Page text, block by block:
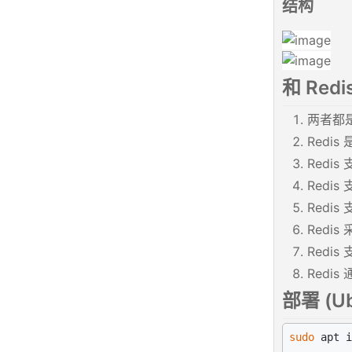
结构
和
两者都
Redis
Redis
Redis
Redis
Redis
Redis
Redis
部署
sudo apt